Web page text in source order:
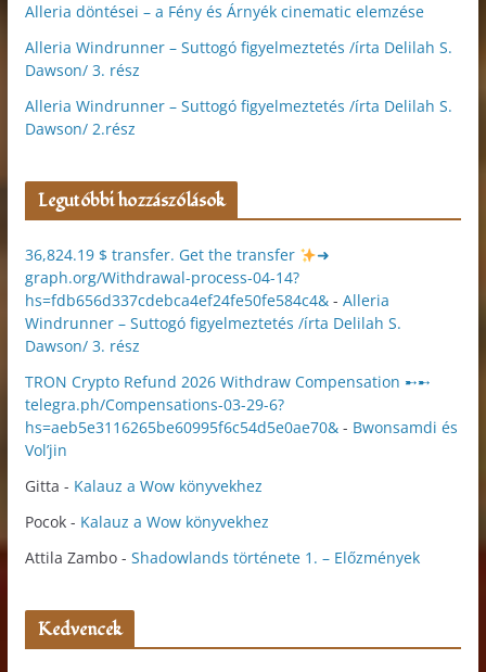
Alleria döntései – a Fény és Árnyék cinematic elemzése
Alleria Windrunner – Suttogó figyelmeztetés /írta Delilah S.
Dawson/ 3. rész
Alleria Windrunner – Suttogó figyelmeztetés /írta Delilah S.
Dawson/ 2.rész
Legutóbbi hozzászólások
36,824.19 $ transfer. Get the transfer
➜
graph.org/Withdrawal-process-04-14?
hs=fdb656d337cdebca4ef24fe50fe584c4&- Alleria
Windrunner – Suttogó figyelmeztetés /írta Delilah S.
Dawson/ 3. rész
TRON Crypto Refund 2026 Withdraw Compensation ➸➸
telegra.ph/Compensations-03-29-6?
hs=aeb5e3116265be60995f6c54d5e0ae70&- Bwonsamdi és
Vol’jin
Gitta - Kalauz a Wow könyvekhez
Pocok- Kalauz a Wow könyvekhez
Attila Zambo- Shadowlands története 1. – Előzmények
Kedvencek